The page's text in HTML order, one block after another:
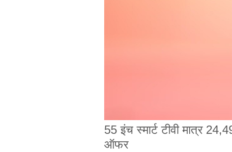
55 इंच स्मार्ट टीवी मात्र
ऑफर